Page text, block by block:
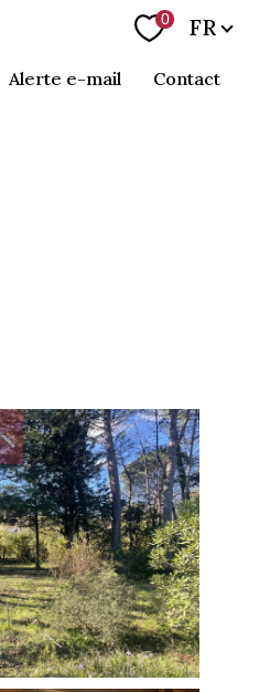
0 Langue
FR
alerte e-mail contact